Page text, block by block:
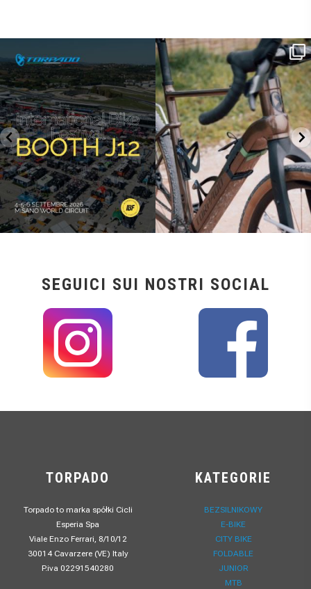
IBF sta per...
17 1
Kepler R è la gravel pensata per affrontare
lunghe...
27 0
SEGUICI SUI NOSTRI SOCIAL
TORPADO
Torpado to marka spółki Cicli
Esperia Spa
Viale Enzo Ferrari, 8/10/12
30014 Cavarzere (VE) Italy
P.iva 02291540280
KATEGORIE
BEZSILNIKOWY
E-BIKE
CITY BIKE
FOLDABLE
JUNIOR
MTB